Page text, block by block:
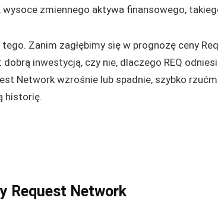
wysoce zmiennego aktywa finansowego,
Zanim zagłębimy się w prognozę ceny
dobrą inwestycją, czy nie, dlaczego REQ
Network wzrośnie lub spadnie, szybko
historię.
Request Network